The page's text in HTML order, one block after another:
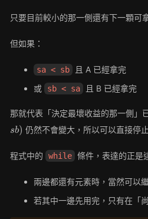
只要目前較小的那一側還有下一顆可
但如果：
sa < sb
且 A 已經拿完
或
sb < sa 且 B 已經拿完
那就代表「決定最壞收益的那一側」
sb) 仍然不會變大，所以可以直接停
程式中的 while 條件，表達的正是
兩邊都還有元素時，當然可以
若其中一邊先用完，只有在「